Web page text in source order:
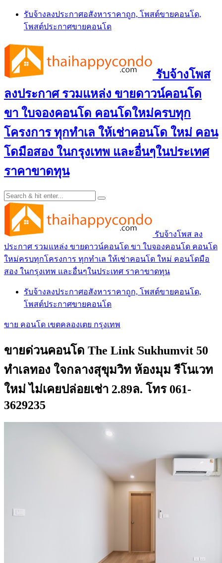
Skip
content
รับจ้างลงประกาศอสังหาราคาถูก, โพสต์ขายคอนโด,
โพสต์ประกาศขายคอนโด
รับจ้างโพส
ลงประกาศ รวมแหล่ง ขายดาวน์คอนโด
ขา ใบจองคอนโด คอนโดใหม่ครบทุก
โครงการ ทุกทำเล ให้เช่าคอนโด ใหม่ คอน
โดมือสอง ในกรุงเทพ และอื่นๆในประเทศ
ราคาขาดทุน
รับจ้างโพส ลง
ประกาศ รวมแหล่ง ขายดาวน์คอนโด ขา ใบจองคอนโด คอนโด
ใหม่ครบทุกโครงการ ทุกทำเล ให้เช่าคอนโด ใหม่ คอนโดมือ
สอง ในกรุงเทพ และอื่นๆในประเทศ ราคาขาดทุน
รับจ้างลงประกาศอสังหาราคาถูก, โพสต์ขายคอนโด,
โพสต์ประกาศขายคอนโด
ขาย คอนโด เขตคลองเตย กรุงเทพ
ขายด่วนคอนโด The Link Sukhumvit 50
ทำเลทอง ใจกลางสุขุมวิท ห้องมุม รีโนเวท
ใหม่ ไม่เคยปล่อยเช่า 2.89ล. โทร 061-
3629235